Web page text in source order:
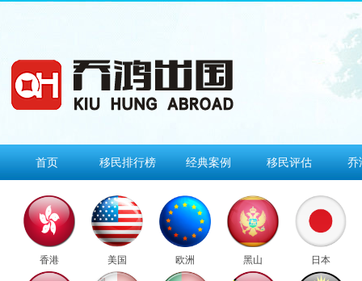
首页 移民排行榜 经典案例 移民评估 乔
香港 美国 欧洲 黑山 日本